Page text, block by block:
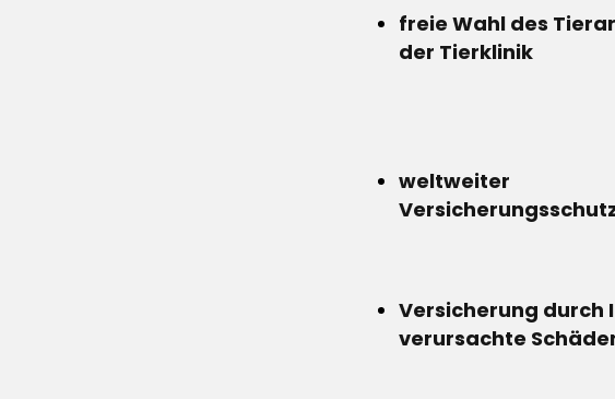
freie Wahl des
der Tierklinik
weltweiter
Versicherung durch
verursachte